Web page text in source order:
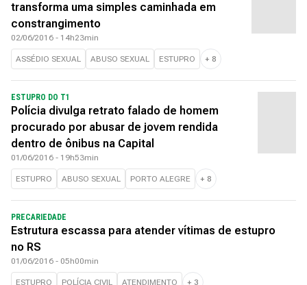
transforma uma simples caminhada em
constrangimento
02/06/2016 - 14h23min
ASSÉDIO SEXUAL ABUSO SEXUAL ESTUPRO + 8
ESTUPRO DO T1
Polícia divulga retrato falado de homem
procurado por abusar de jovem rendida
dentro de ônibus na Capital
01/06/2016 - 19h53min
ESTUPRO ABUSO SEXUAL PORTO ALEGRE + 8
PRECARIEDADE
Estrutura escassa para atender vítimas de estupro
no RS
01/06/2016 - 05h00min
ESTUPRO POLÍCIA CIVIL ATENDIMENTO + 3